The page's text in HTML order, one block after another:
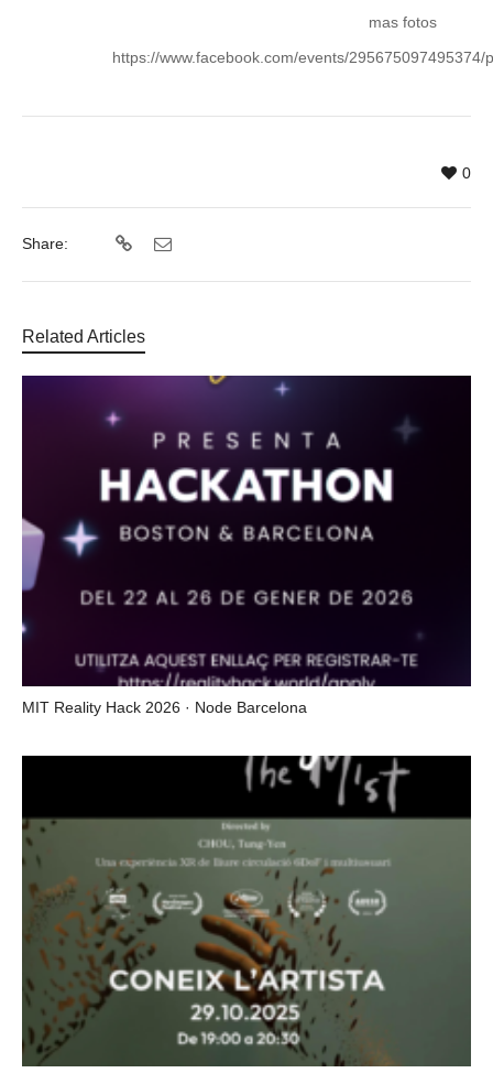
mas fotos
https://www.facebook.com/events/
0
Share:
Related Articles
MIT Reality Hack 2026 · Node Barcelona